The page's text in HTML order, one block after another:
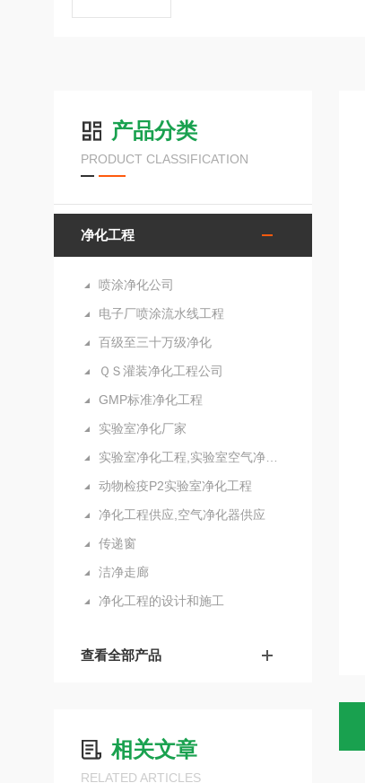
产品分类
PRODUCT CLASSIFICATION
净化工程
喷涂净化公司
电子厂喷涂流水线工程
百级至三十万级净化
ＱＳ灌装净化工程公司
GMP标准净化工程
实验室净化厂家
动物检疫P2实验室净化工程
净化工程供应,空气净化器供应
传递窗
洁净走廊
净化工程的设计和施工
查看全部产品
相关文章
RELATED ARTICLES